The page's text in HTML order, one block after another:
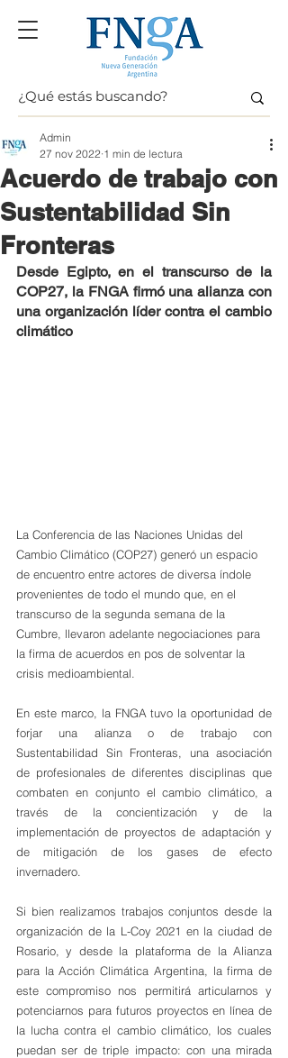
Acuerdo de trabajo con
Sustentabilidad Sin
Fronteras
Admin
27 nov 2022 1 min de lectura
Desde Egipto, en el transcurso de la
COP27, la FNGA firmó una alianza con
una organización líder contra el cambio
climático
La Conferencia de las Naciones Unidas del
Cambio Climático (COP27) generó un espacio
de encuentro entre actores de diversa índole
provenientes de todo el mundo que, en el
transcurso de la segunda semana de la
Cumbre, llevaron adelante negociaciones para
la firma de acuerdos en pos de solventar la
crisis medioambiental.
En este marco, la FNGA tuvo la oportunidad de
forjar una alianza o de trabajo con
Sustentabilidad Sin Fronteras, una asociación
de profesionales de diferentes disciplinas que
combaten en conjunto el cambio climático, a
través de la concientización y de la
implementación de proyectos de adaptación y
de mitigación de los gases de efecto
invernadero.
Si bien realizamos trabajos conjuntos desde la
organización de la L-Coy 2021 en la ciudad de
Rosario, y desde la plataforma de la Alianza
para la Acción Climática Argentina, la firma de
este compromiso nos permitirá articularnos y
potenciarnos para futuros proyectos en línea de
la lucha contra el cambio climático, los cuales
puedan ser de triple impacto: con una mirada